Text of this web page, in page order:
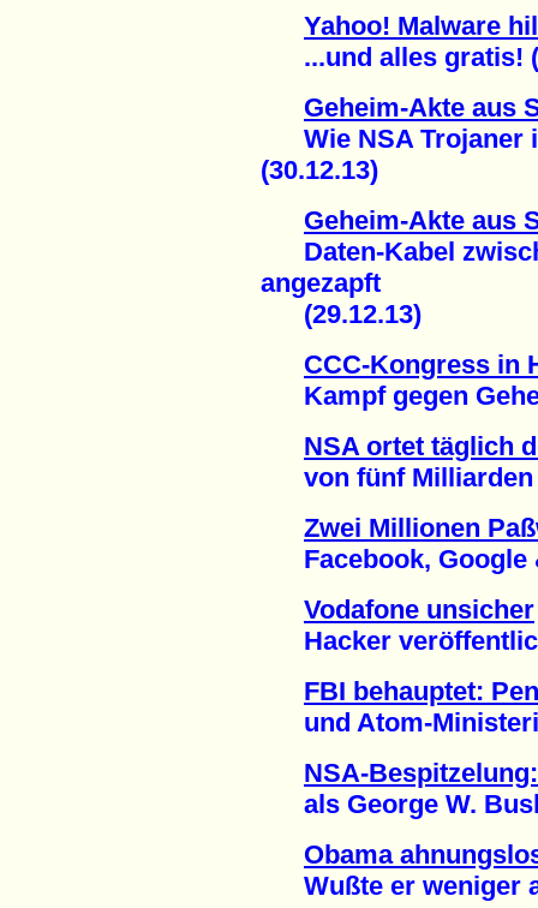
Yahoo! Malware
...und alles gratis!
Geheim-Akte aus
Wie NSA Trojaner
(30.12.13)
Geheim-Akte aus
Daten-Kabel
angezapft
(29.12.13)
CCC-Kongress in
Kampf gegen
NSA ortet täglich
von fünf Milliarden
Zwei Millionen
Facebook, Google
Vodafone unsicher
Hacker
FBI behauptet:
und Atom-
NSA-
als George W.
Obama
Wußte er weniger